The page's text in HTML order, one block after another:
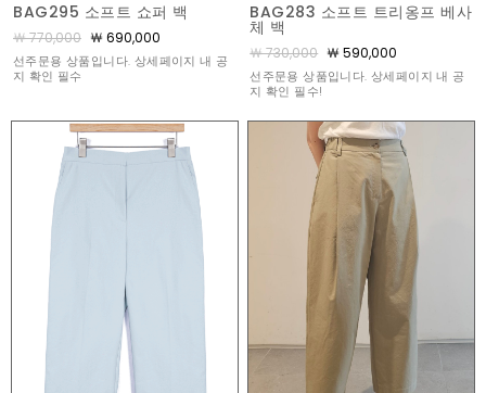
BAG295 소프트 쇼퍼 백
￦ 770,000 ￦ 690,000
선주문용 상품입니다. 상세페이지 내 공
지 확인 필수
BAG283 소프트 트리옹프 베사
체 백
￦ 730,000 ￦ 590,000
선주문용 상품입니다. 상세페이지 내 공
지 확인 필수!